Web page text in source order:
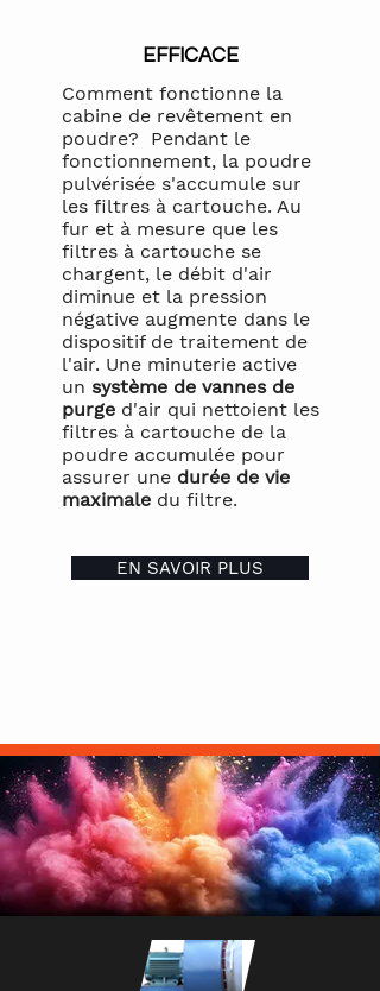
EFFICACE
Comment fonctionne la
cabine de revêtement en
poudre? ​ Pendant le
fonctionnement, la poudre
pulvérisée s'accumule sur
les filtres à cartouche. Au
fur et à mesure que les
filtres à cartouche se
chargent, le débit d'air
diminue et la pression
négative augmente dans le
dispositif de traitement de
l'air. Une minuterie active
un système de vannes de
purge d'air qui nettoient les
filtres à cartouche de la
poudre accumulée pour
assurer une durée de vie
maximale du filtre.​
EN SAVOIR PLUS